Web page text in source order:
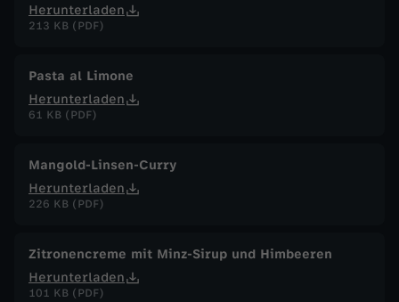
Herunterladen
213 KB (PDF)
Pasta al Limone
Herunterladen
61 KB (PDF)
Mangold-Linsen-Curry
Herunterladen
226 KB (PDF)
Zitronencreme mit Minz-Sirup und Himbeeren
Herunterladen
101 KB (PDF)